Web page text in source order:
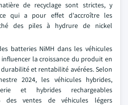
de recyclage sont strictes, y
qui a pour effet d'accroître les
des piles à hydrure de nickel
batteries NiMH dans les véhicules
la croissance du produit en
et rentabilité avérées. Selon
2024, les véhicules hybrides,
et hybrides rechargeables
des ventes de véhicules légers